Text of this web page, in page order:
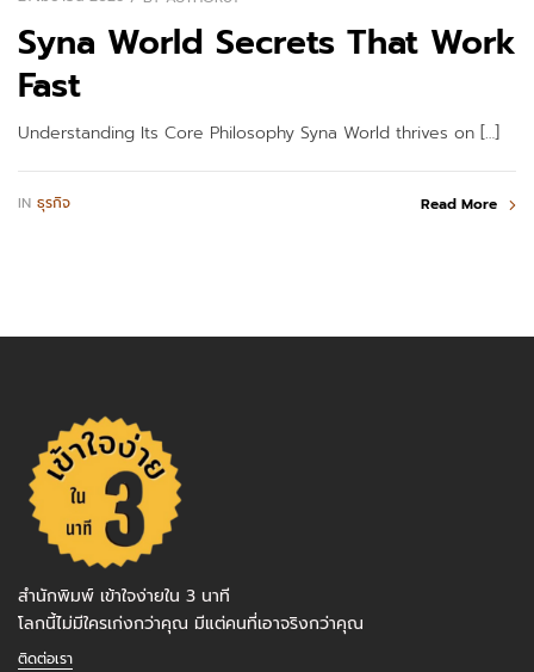
Syna World Secrets That Work
Fast
Understanding Its Core Philosophy Syna World thrives on […]
IN ธุรกิจ Read More
สำนักพิมพ์ เข้าใจง่ายใน 3 นาที
โลกนี้ไม่มีใครเก่งกว่าคุณ มีแต่คนที่เอาจริงกว่าคุณ
ติดต่อเรา